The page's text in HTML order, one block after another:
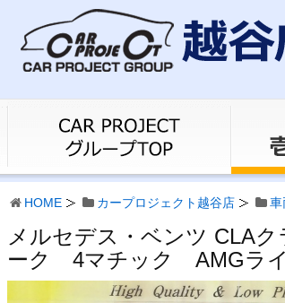
HOME カープロジェクト越谷店 車
メルセデス・ベンツ CLA
ーク 4マチック AMGラ